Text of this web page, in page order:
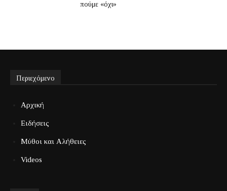
πούμε «όχι»
Περιεχόμενο
Αρχική
Ειδήσεις
Μύθοι και Αλήθειες
Videos